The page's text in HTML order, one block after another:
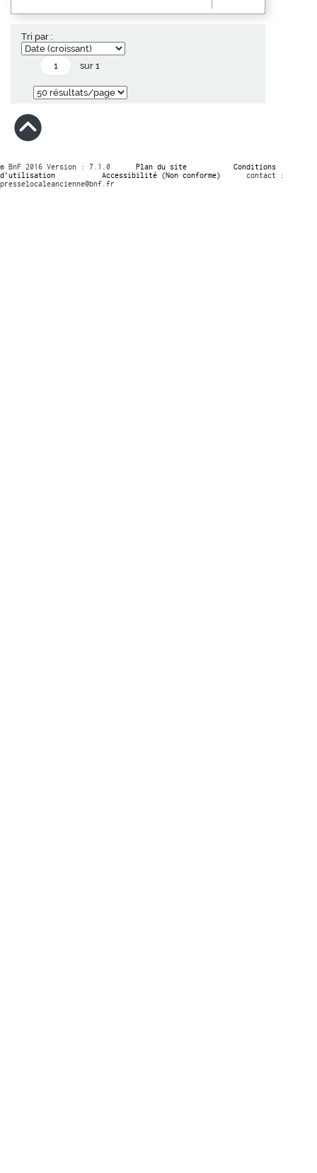
Tri par :
sur 1
© BnF 2016 Version : 7.1.0 Plan du site
Conditions
d’utilisation
Accessibilité (Non conforme)
contact :
presselocaleancienne@bnf.fr